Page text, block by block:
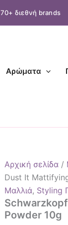
70+ διεθνή brands
Αρώματα
Αρχική σελίδα /
Dust It
Μαλλιά, Styling
Powder 10g
Professional
OSiS+
Powder